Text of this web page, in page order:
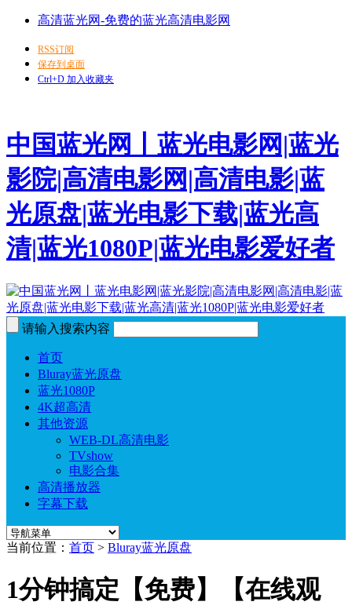
高清蓝光网-免费的蓝光高清电影网
RSS订阅
保存到桌面
Ctrl+D 加入收藏夹
中国蓝光网丨蓝光电影网|蓝光
影院|高清电影网|高清电影|蓝
光原盘|蓝光电影下载|蓝光高
清|蓝光1080P|蓝光电影爱好者
请输入搜索内容
首页
Bluray蓝光原盘
蓝光1080P
4K超高清
其他资源
WEB-DL高清电影
TVshow
电影合集
高清播放器
字幕下载
当前位置： 首页 > Bluray蓝光原盘
1分钟搞定【免费】【在线观